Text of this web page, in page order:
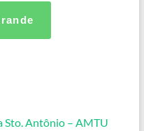
Sto. Antônio – AMTU